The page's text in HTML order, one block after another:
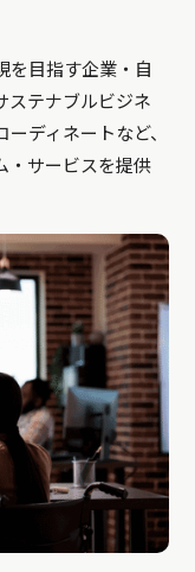
を目指す企業・自
ステナブルビジネ
ディネートなど、
・サービスを提供